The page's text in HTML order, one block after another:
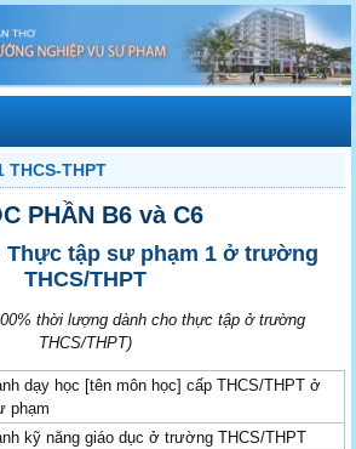
THPT
PHẦN B6 và C6
Thực tập sư phạm 1 ở trường
THCS/THPT
thời lượng dành cho thực tập ở trường
THCS/THPT)
dạy học [tên môn học] cấp THCS/THPT ở
phạm
kỹ năng giáo dục ở trường THCS/THPT